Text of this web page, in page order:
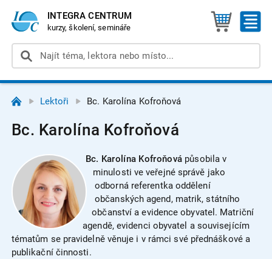
INTEGRA CENTRUM
kurzy, školení, semináře
Lektoři Bc. Karolína Kofroňová
Bc. Karolína Kofroňová
Bc. Karolína Kofroňová působila v
minulosti ve veřejné správě jako
odborná referentka oddělení
občanských agend, matrik, státního
občanství a evidence obyvatel. Matriční
agendě, evidenci obyvatel a souvisejícím
tématům se pravidelně věnuje i v rámci své přednáškové a
publikační činnosti.